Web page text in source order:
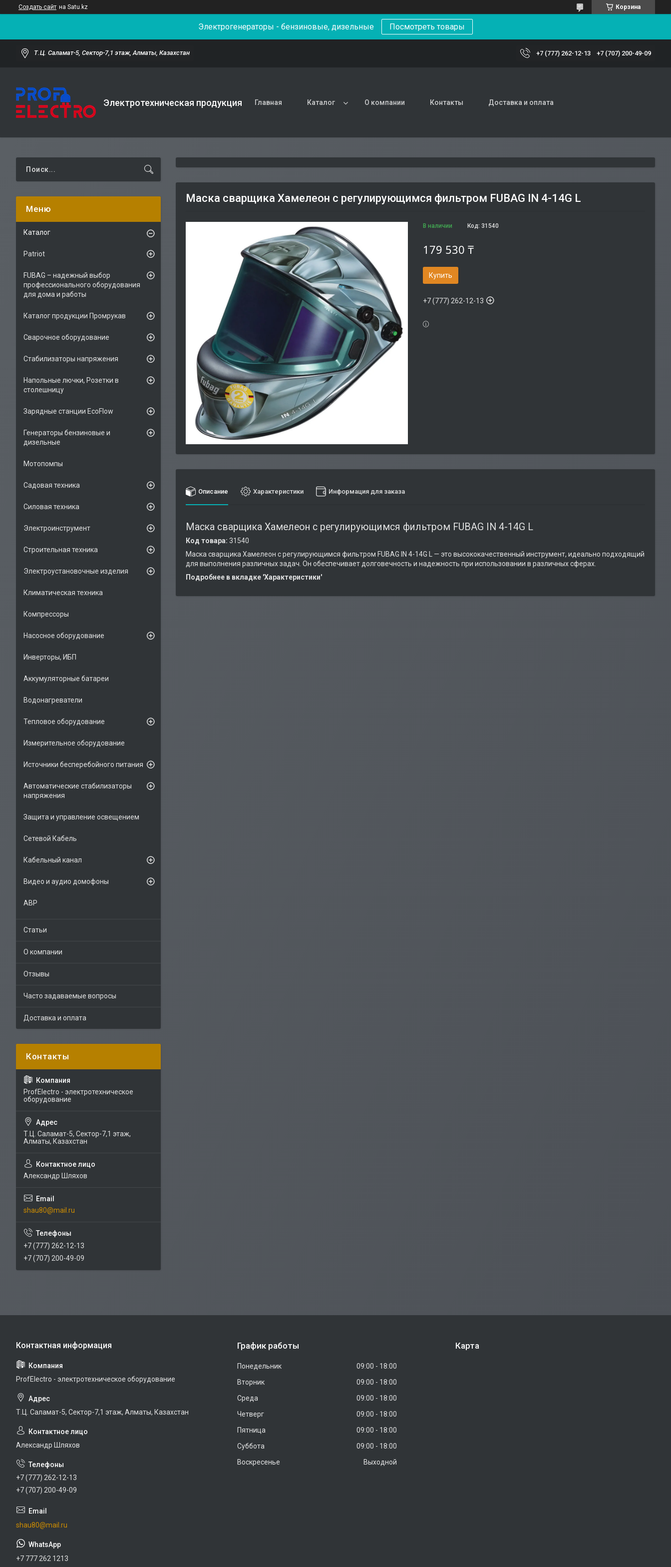
Создать сайт на Satu.kz Корзина
Электрогенераторы - бензиновые, дизельные Посмотреть товары
Т.Ц. Саламат-5, Cектор-7,1 этаж, Алматы, Казахстан +7 (777) 262-12-13 +7 (707) 200-49-09
Электротехническая продукция Главная Каталог О компании Контакты Доставка и оплата
Маска сварщика Хамелеон с регулирующимся фильтром FUBAG IN 4-14G L
В наличии Код: 31540
179 530 ₸
Купить
+7 (777) 262-12-13
Описание Характеристики Информация для заказа
Маска сварщика Хамелеон с регулирующимся фильтром FUBAG IN 4-14G L
Код товара: 31540
Маска сварщика Хамелеон с регулирующимся фильтром FUBAG IN 4-14G L — это высококачественный инструмент, идеально подходящий
для выполнения различных задач. Он обеспечивает долговечность и надежность при использовании в различных сферах.
Подробнее в вкладке 'Характеристики'
Каталог
Patriot
FUBAG – надежный выбор
профессионального оборудования
для дома и работы
Каталог продукции Промрукав
Сварочное оборудование
Стабилизаторы напряжения
Напольные лючки, Розетки в
столешницу
Зарядные станции EcoFlow
Генераторы бензиновые и
дизельные
Мотопомпы
Садовая техника
Силовая техника
Электроинструмент
Строительная техника
Электроустановочные изделия
Климатическая техника
Компрессоры
Насосное оборудование
Инверторы, ИБП
Аккумуляторные батареи
Водонагреватели
Тепловое оборудование
Измерительное оборудование
Источники бесперебойного питания
Автоматические стабилизаторы
напряжения
Защита и управление освещением
Сетевой Кабель
Кабельный канал
Видео и аудио домофоны
АВР
Статьи
О компании
Отзывы
Часто задаваемые вопросы
Доставка и оплата
ProfElectro - электротехническое
оборудование
Т.Ц. Саламат-5, Cектор-7,1 этаж,
Алматы, Казахстан
Александр Шляхов
shau80@mail.ru
+7 (777) 262-12-13
+7 (707) 200-49-09
ProfElectro - электротехническое оборудование
Т.Ц. Саламат-5, Cектор-7,1 этаж, Алматы, Казахстан
Александр Шляхов
+7 (777) 262-12-13
+7 (707) 200-49-09
shau80@mail.ru
+7 777 262 1213
График работы
Понедельник 09:00
18:00
Вторник
09:00
18:00
Среда
09:00
18:00
Четверг
09:00
18:00
Пятница
09:00
18:00
Суббота
09:00
18:00
Воскресенье
Выходной
Карта